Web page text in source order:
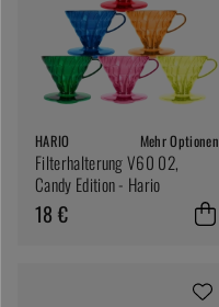
HARIO Mehr Optionen
Filterhalterung V60 02,
Candy Edition - Hario
18 €